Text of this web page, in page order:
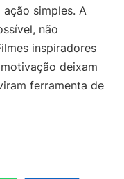
simples. A
não
inspiradores
deixam
ferramenta de